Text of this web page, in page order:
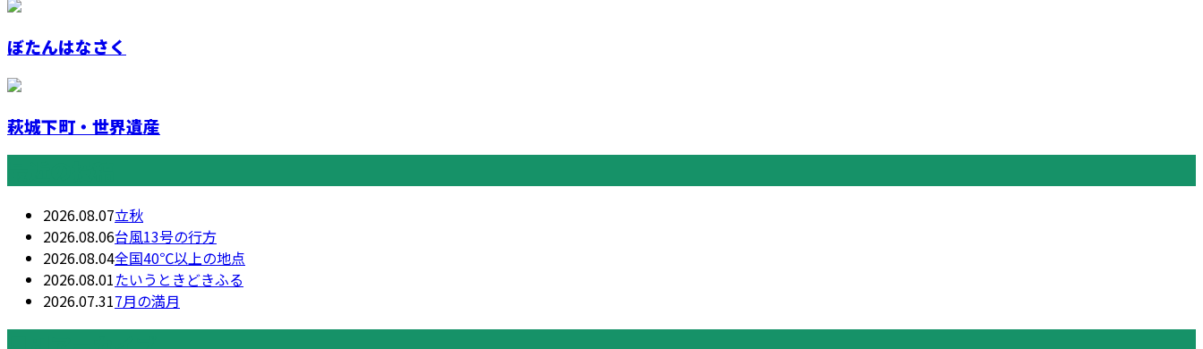
ぼたんはなさく
萩城下町・世界遺産
2026.08.07立秋
2026.08.06台風13号の行方
2026.08.04全国40℃以上の地点
2026.08.01たいうときどきふる
2026.07.317月の満月